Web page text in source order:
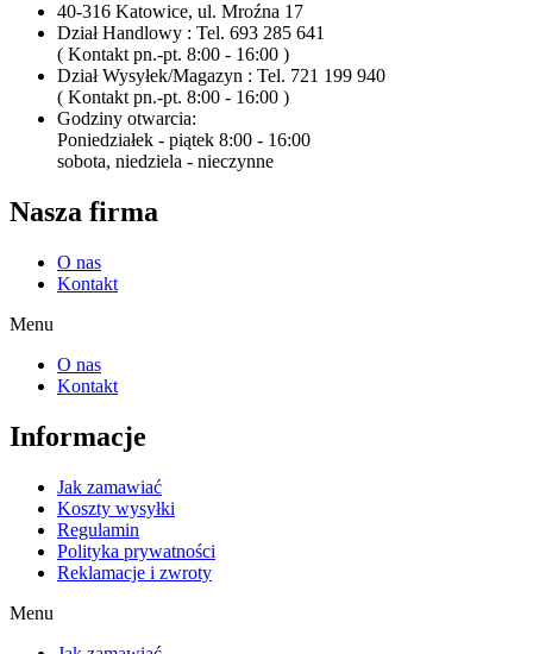
40-316 Katowice, ul. Mroźna 17
Dział Handlowy : Tel. 693 285 641
( Kontakt pn.-pt. 8:00 - 16:00 )
Dział Wysyłek/Magazyn : Tel. 721 199 940
( Kontakt pn.-pt. 8:00 - 16:00 )
Godziny otwarcia:
Poniedziałek - piątek 8:00 - 16:00
sobota, niedziela - nieczynne
Nasza firma
O nas
Kontakt
Menu
O nas
Kontakt
Informacje
Jak zamawiać
Koszty wysyłki
Regulamin
Polityka prywatności
Reklamacje i zwroty
Menu